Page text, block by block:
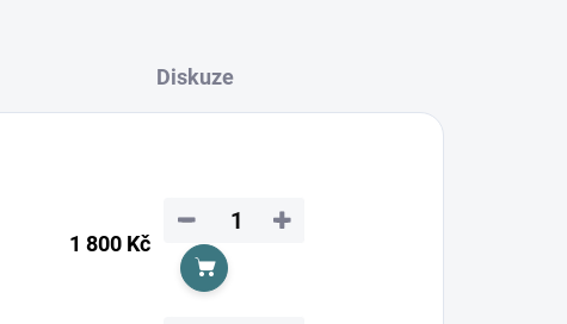
Diskuze
1 800 Kč
+
−
Do košíku